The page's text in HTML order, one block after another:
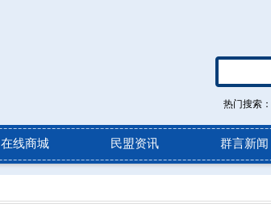
热门搜索：
在线商城 民盟资讯 群言新闻